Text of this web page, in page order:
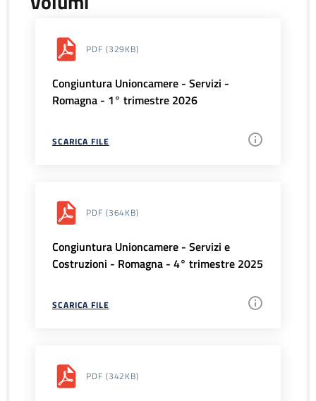
PDF (329KB)
Congiuntura Unioncamere - Servizi -
Romagna - 1° trimestre 2026
SCARICA FILE
PDF (364KB)
Congiuntura Unioncamere - Servizi e
Costruzioni - Romagna - 4° trimestre 2025
SCARICA FILE
PDF (342KB)